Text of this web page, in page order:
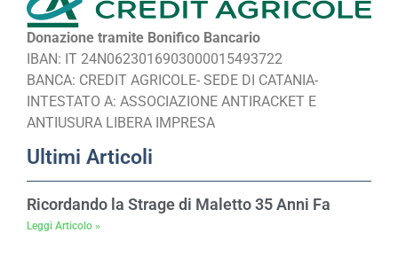
Donazione tramite Bonifico Bancario
IBAN: IT 24N0623016903000015493722
BANCA: CREDIT AGRICOLE- SEDE DI CATANIA-
INTESTATO A: ASSOCIAZIONE ANTIRACKET E
ANTIUSURA LIBERA IMPRESA
Ultimi Articoli
Ricordando la Strage di Maletto 35 Anni Fa
Leggi Articolo »